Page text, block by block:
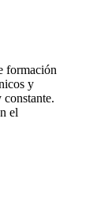
formación
y
el